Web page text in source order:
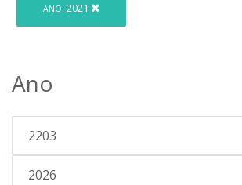
ANO: 2021
Ano
2203
2026